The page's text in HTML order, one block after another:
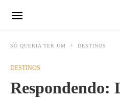
SÓ QUERIA TER UM DESTINOS
DESTINOS
Respondendo: